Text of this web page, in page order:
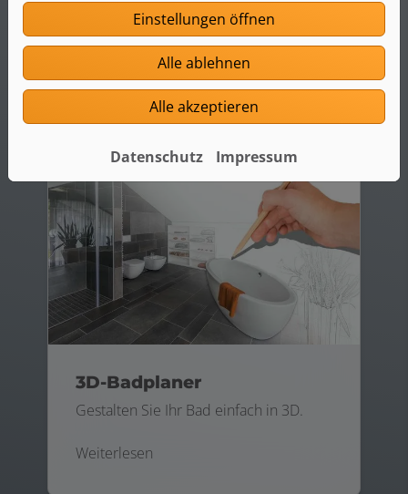
Badanfrage-Assistent
Starten Sie jetzt Ihre Badanfrage.
Weiterlesen
3D-Badplaner
Gestalten Sie Ihr Bad einfach in 3D.
Weiterlesen
Einstellungen öffnen
Alle ablehnen
Alle akzeptieren
Datenschutz Impressum